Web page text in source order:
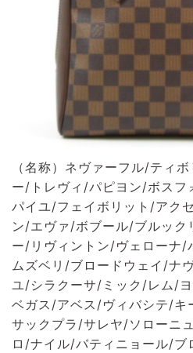
（名称）ネヴァーフル/ティ
ー/トレヴィ/パピヨン/ボスフ
パイユ/フェイボリット/アク
ン/エヴァ/ボブール/ブルック
ー/リヴィントン/ヴェローナ/
ムズベリ/ブロードウェイ/ナ
ユ/シラクーサ/ミック/レム/
ベガス/アベス/ヴィバシテ/
サックプラ/サレヤ/ソローニ
ロ/ナイル/バティニョール/ブ